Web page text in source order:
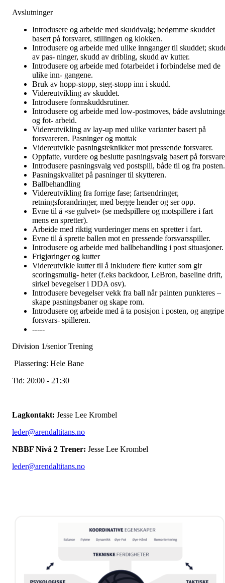
Avslutninger
Introdusere og arbeide med skuddvalg; bedømme skuddet
basert på forsvaret, stillingen og klokken.
Introdusere og arbeide med ulike innganger til skuddet;
av pas- ninger, skudd av dribling, skudd av kutter.
Introdusere og arbeide med fotarbeidet i forbindelse med de
ulike inn- gangene.
Bruk av hopp-stopp, steg-stopp inn i skudd.
Videreutvikling av skuddet.
Introdusere formskuddsrutiner.
Introdusere og arbeide med low-postmoves, både
og fot- arbeid.
Videreutvikling av lay-up med ulike varianter basert på
forsvareren. Pasninger og mottak
Videreutvikle pasningsteknikker mot pressende forsvarer.
Oppfatte, vurdere og beslutte pasningsvalg basert på
Introdusere pasningsvalg ved postspill, både til og fra posten.
Pasningskvalitet på pasninger til skytteren.
Ballbehandling
Videreutvikling fra forrige fase; fartsendringer,
retningsforandringer, med begge hender og ser opp.
Evne til å «se gulvet» (se medspillere og motspillere i fart
mens en spretter).
Arbeide med riktig vurderinger mens en spretter i fart.
Evne til å sprette ballen mot en pressende forsvarsspiller.
Introdusere og arbeide med ballbehandling i post situasjoner.
Frigjøringer og kutter
Videreutvikle kutter til å inkludere flere kutter som gir
scoringsmulig- heter (f.eks backdoor, LeBron, baseline drift,
sirkel bevegelser i DDA osv).
Introdusere bevegelser vekk fra ball når painten punkteres –
skape pasningsbaner og skape rom.
Introdusere og arbeide med å ta posisjon i posten, og angripe
forsvars- spilleren.
-----
Division 1/senior Trening
Plassering: Hele Bane
Tid: 20:00 - 21:30
Lagkontakt: Jesse Lee Krombel
leder@arendaltitans.no
NBBF Nivå 2 Trener: Jesse Lee Krombel
leder@arendaltitans.no